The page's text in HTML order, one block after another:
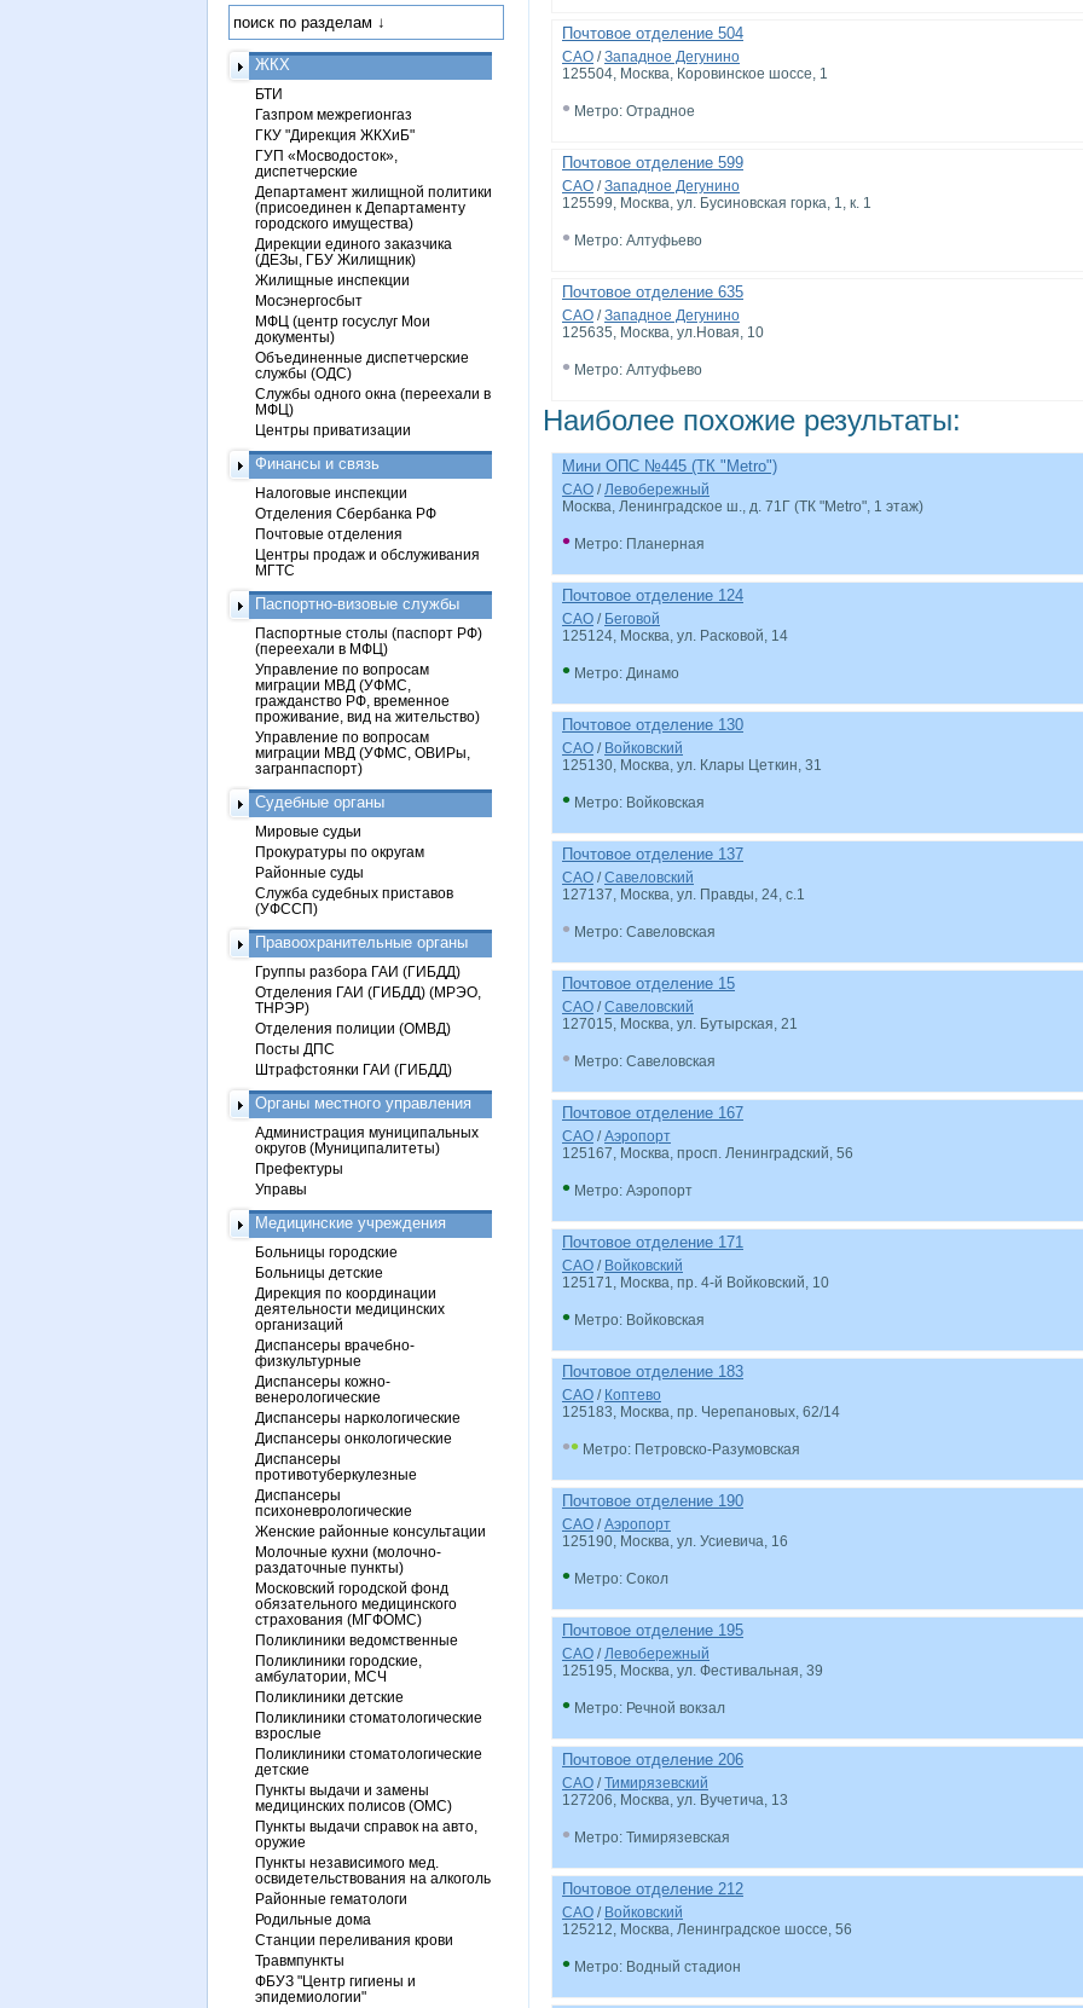
Почтовое отделение 504
САО /Западное Дегунино
125504, Москва, Коровинское шоссе, 1
• Метро: Отрадное
Почтовое отделение 599
САО /Западное Дегунино
125599, Москва, ул. Бусиновская горка, 1, к. 1
• Метро: Алтуфьево
Почтовое отделение 635
САО /Западное Дегунино
125635, Москва, ул.Новая, 10
• Метро: Алтуфьево
Наиболее похожие результаты:
Мини ОПС №445 (ТК "Metro")
САО /Левобережный
Москва, Ленинградское ш., д. 71Г (ТК "Metro", 1 этаж)
• Метро: Планерная
Почтовое отделение 124
САО / Беговой
125124, Москва, ул. Расковой, 14
• Метро: Динамо
Почтовое отделение 130
САО / Войковский
125130, Москва, ул. Клары Цеткин, 31
• Метро: Войковская
Почтовое отделение 137
САО /Савеловский
127137, Москва, ул. Правды, 24, с.1
• Метро: Савеловская
Почтовое отделение 15
САО /Савеловский
127015, Москва, ул. Бутырская, 21
• Метро: Савеловская
Почтовое отделение 167
САО /Аэропорт
125167, Москва, просп. Ленинградский, 56
• Метро: Аэропорт
Почтовое отделение 171
САО / Войковский
125171, Москва, пр. 4-й Войковский, 10
• Метро: Войковская
Почтовое отделение 183
САО / Коптево
125183, Москва, пр. Черепановых, 62/14
•• Метро: Петровско-Разумовская
Почтовое отделение 190
САО /Аэропорт
125190, Москва, ул. Усиевича, 16
• Метро: Сокол
Почтовое отделение 195
САО /Левобережный
125195, Москва, ул. Фестивальная, 39
• Метро: Речной вокзал
Почтовое отделение 206
САО /Тимирязевский
127206, Москва, ул. Вучетича, 13
• Метро: Тимирязевская
Почтовое отделение 212
САО / Войковский
125212, Москва, Ленинградское шоссе, 56
• Метро: Водный стадион
ЖКХ
БТИ
Газпром межрегионгаз
ГКУ "Дирекция ЖКХиБ"
ГУП «Мосводосток»,
диспетчерские
Департамент жилищной политики
(присоединен к Департаменту
городского имущества)
Дирекции единого заказчика
(ДЕЗы, ГБУ Жилищник)
Жилищные инспекции
Мосэнергосбыт
МФЦ (центр госуслуг Мои
документы)
Объединенные диспетчерские
службы (ОДС)
Службы одного окна (переехали в
МФЦ)
Центры приватизации
Финансы и связь
Налоговые инспекции
Отделения Сбербанка РФ
Почтовые отделения
Центры продаж и обслуживания
МГТС
Паспортно-визовые службы
Паспортные столы (паспорт РФ)
(переехали в МФЦ)
Управление по вопросам
миграции МВД (УФМС,
гражданство РФ, временное
проживание, вид на жительство)
Управление по вопросам
миграции МВД (УФМС, ОВИРы,
загранпаспорт)
Судебные органы
Мировые судьи
Прокуратуры по округам
Районные суды
Служба судебных приставов
(УФССП)
Правоохранительные органы
Группы разбора ГАИ (ГИБДД)
Отделения ГАИ (ГИБДД) (МРЭО,
ТНРЭР)
Отделения полиции (ОМВД)
Посты ДПС
Штрафстоянки ГАИ (ГИБДД)
Органы местного управления
Администрация муниципальных
округов (Муниципалитеты)
Префектуры
Управы
Медицинские учреждения
Больницы городские
Больницы детские
Дирекция по координации
деятельности медицинских
организаций
Диспансеры врачебно-
физкультурные
Диспансеры кожно-
венерологические
Диспансеры наркологические
Диспансеры онкологические
Диспансеры
противотуберкулезные
Диспансеры
психоневрологические
Женские районные консультации
Молочные кухни (молочно-
раздаточные пункты)
Московский городской фонд
обязательного медицинского
страхования (МГФОМС)
Поликлиники ведомственные
Поликлиники городские,
амбулатории, МСЧ
Поликлиники детские
Поликлиники стоматологические
взрослые
Поликлиники стоматологические
детские
Пункты выдачи и замены
медицинских полисов (ОМС)
Пункты выдачи справок на авто,
оружие
Пункты независимого мед.
освидетельствования на алкоголь
Районные гематологи
Родильные дома
Станции переливания крови
Травмпункты
ФБУЗ "Центр гигиены и
эпидемиологии"